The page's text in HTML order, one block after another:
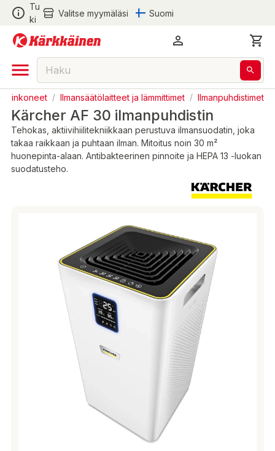
Tu
ki
Valitse myymäläsi Suomi
/ Ilmansäätölaitteet ja lämmittimet / Ilmanpuhdistimet
Kärcher AF 30 ilmanpuhdistin
Tehokas, aktiivihiilitekniikkaan perustuva ilmansuodatin, joka
takaa raikkaan ja puhtaan ilman. Mitoitus noin 30 m²
huonepinta-alaan. Antibakteerinen pinnoite ja HEPA 13 -luokan
suodatusteho.